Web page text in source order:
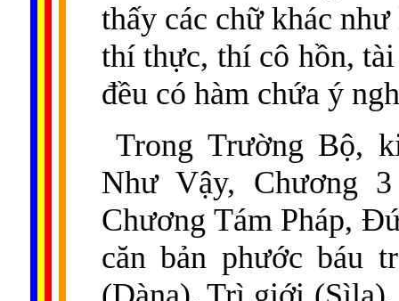
thấy các chữ khác
thí thực, thí cô hồn,
đều có hàm chứa ý
Trong Trường Bộ,
Như Vậy, Chương
Chương Tám Pháp,
căn bản phước báu